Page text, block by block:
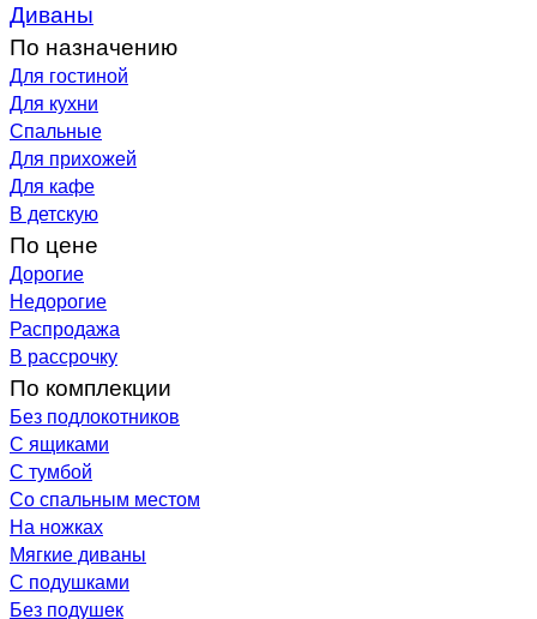
Диваны
По назначению
Для гостиной
Для кухни
Спальные
Для прихожей
Для кафе
В детскую
По цене
Дорогие
Недорогие
Распродажа
В рассрочку
По комплекции
Без подлокотников
С ящиками
С тумбой
Со спальным местом
На ножках
Мягкие диваны
С подушками
Без подушек